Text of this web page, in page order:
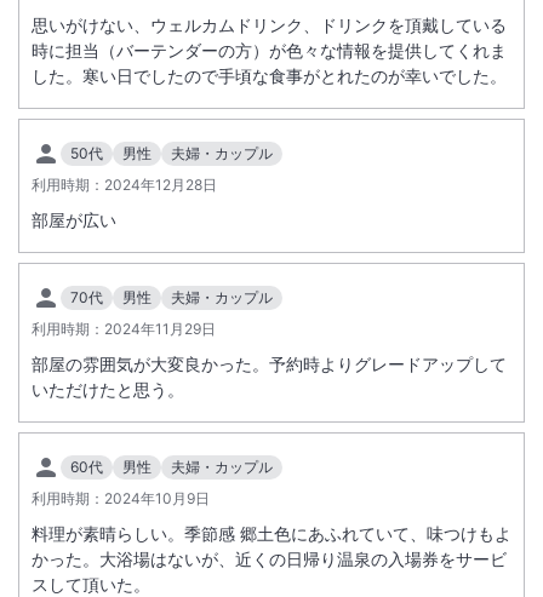
思いがけない、ウェルカムドリンク、ドリンクを頂戴している
時に担当（バーテンダーの方）が色々な情報を提供してくれま
した。寒い日でしたので手頃な食事がとれたのが幸いでした。
50代 男性
夫婦・カップル
利用時期： 2024年12月28日
部屋が広い
70代 男性
夫婦・カップル
利用時期： 2024年11月29日
部屋の雰囲気が大変良かった。予約時よりグレードアップして
いただけたと思う。
60代 男性
夫婦・カップル
利用時期： 2024年10月9日
料理が素晴らしい。季節感 郷土色にあふれていて、味つけもよ
かった。大浴場はないが、近くの日帰り温泉の入場券をサービ
スして頂いた。